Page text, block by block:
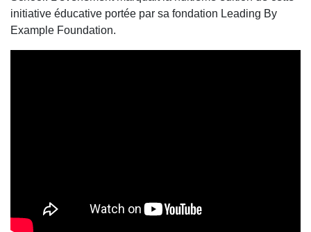
initiative éducative portée par sa fondation Leading By
Example Foundation.